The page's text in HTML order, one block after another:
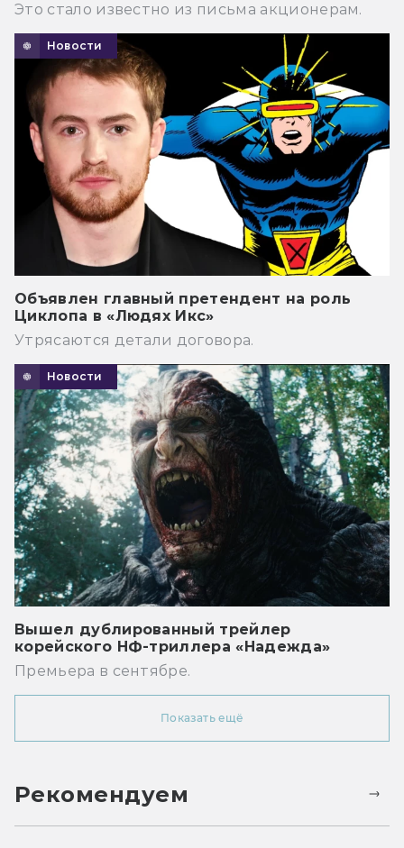
Это стало известно из письма акционерам.
Новости
Объявлен главный претендент на роль
Циклопа в «Людях Икс»
Утрясаются детали договора.
Новости
Вышел дублированный трейлер
корейского НФ-триллера «Надежда»
Премьера в сентябре.
Показать ещё
Рекомендуем